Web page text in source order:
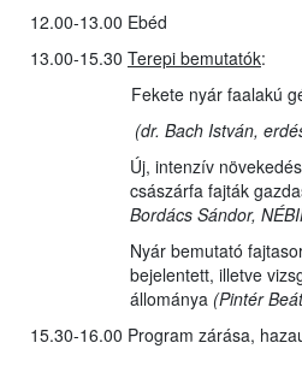
12.00-13.00 Ebéd
13.00-15.30 Terepi bemutatók:
Fekete nyár faalakú
(dr. Bach István,
Új, intenzív
császárfa fajták
Bordács Sándor,
Nyár bemutató
bejelentett, illetve
állománya (Pintér
15.30-16.00 Program zárása,